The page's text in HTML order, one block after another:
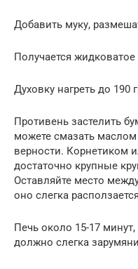
Добавить муку,
Получается жидковатое
Духовку нагреть до 190
Противень застелить
можете смазать
верности. Корнетиком
достаточно крупные
Оставляйте место
оно слегка
Печь около 15-17
должно слегка